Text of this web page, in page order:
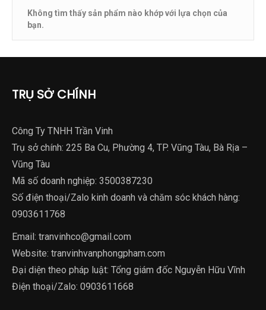
Không tìm thấy sản phẩm nào khớp với lựa chọn của
bạn.
TRỤ SỞ CHÍNH
Công Ty TNHH Trần Vinh
Trụ sở chính: 225 Ba Cu, Phường 4, TP. Vũng Tàu, Bà Rịa –
Vũng Tàu
Mã số doanh nghiệp: 3500387230
Số điện thoại/Zalo kinh doanh và chăm sóc khách hàng:
0903611768
Email: tranvinhco@gmail.com
Website: tranvinhvanphongpham.com
Đại diện theo pháp luật: Tổng giám đốc Nguyễn Hữu Vĩnh
Điện thoại/Zalo: 0903611668